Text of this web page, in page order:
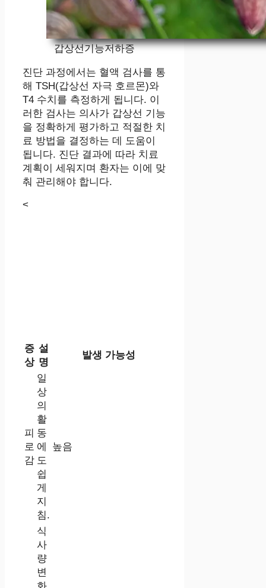
갑상선기능저하증
진단 과정에서는 혈액 검사를 통
해 TSH(갑상선 자극 호르몬)와
T4 수치를 측정하게 됩니다. 이
러한 검사는 의사가 갑상선 기능
을 정확하게 평가하고 적절한 치
료 방법을 결정하는 데 도움이
됩니다. 진단 결과에 따라 치료
계획이 세워지며 환자는 이에 맞
춰 관리해야 합니다.
<
증
상
설
명
발생 가능성
피
로
감
일
상
의
활
동
에
도
쉽
게
지
침.
높음
식
사
량
변